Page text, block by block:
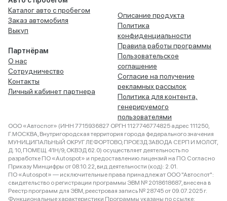
Каталог авто с пробегом
Заказ автомобиля
Выкуп
Партнёрам
О нас
Сотрудничество
Контакты
Личный кабинет партнера
Описание продукта
Политика
конфиденциальности
Правила работы программы
Пользовательское
соглашение
Согласие на получение
рекламных рассылок
Политика для контента,
генерируемого
пользователями
ООО «Автоспот» (ИНН 7715936827 ОРГН 1127746774825 адрес 111250,
Г.МОСКВА, Внутригородская территория города федерального значения
МУНИЦИПАЛЬНЫЙ ОКРУГ ЛЕФОРТОВО, ПРОЕЗД ЗАВОДА СЕРП И МОЛОТ,
Д. 10, ПОМЕЩ. 41Н/9, ОКВЭД 62.0) осуществляет деятельность по
разработке ПО «Autospot» и предоставлению лицензий на ПО. Согласно
Приказу Минцифры от 08.10.22, вид деятельности (код): 2.01.
ПО «Autospot» — исключительные права принадлежат ООО "Автоспот":
свидетельство о регистрации программы ЭВМ № 2018618687, внесена в
Реестр программ для ЭВМ, реестровая запись № 28745 от 09.07.2025 г.
Функциональные характеристики Программы указаны по ссылке: